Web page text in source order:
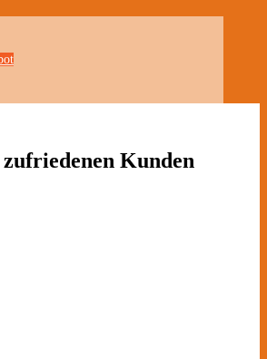
zufriedenen Kunden